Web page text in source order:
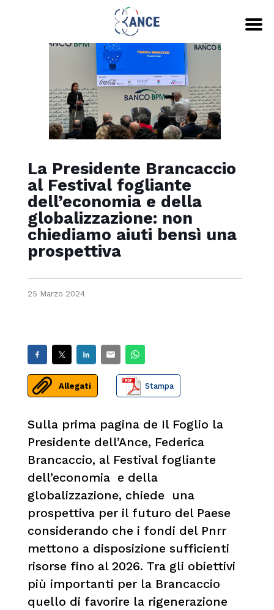
La Presidente Brancaccio
al Festival fogliante
dell’economia e della
globalizzazione: non
chiediamo aiuti bensì una
prospettiva
25 Marzo 2024
Allegati Stampa
Sulla prima pagina de Il Foglio la
Presidente dell’Ance, Federica
Brancaccio, al Festival fogliante
dell’economia e della
globalizzazione, chiede una
prospettiva per il futuro del Paese
considerando che i fondi del Pnrr
mettono a disposizione sufficienti
risorse fino al 2026. Tra gli obiettivi
più importanti per la Brancaccio
quello di favorire la rigenerazione